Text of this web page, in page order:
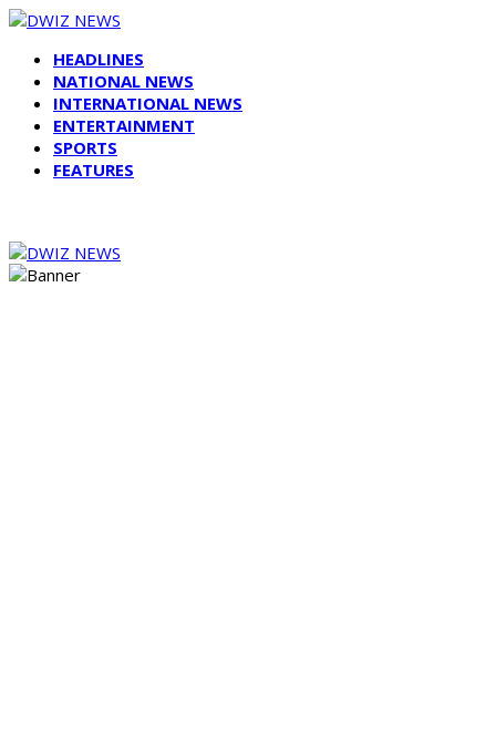
HEADLINES
NATIONAL NEWS
INTERNATIONAL NEWS
ENTERTAINMENT
SPORTS
FEATURES